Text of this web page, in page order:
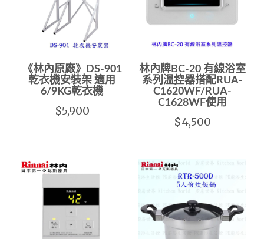
《林內原廠》DS-901
乾衣機安裝架 適用
6/9KG乾衣機
$5,900
林內牌BC-20 有線浴室
系列溫控器搭配RUA-
C1620WF/RUA-
C1628WF使用
$4,500